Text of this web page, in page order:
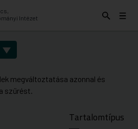
Intézet
Keresés
indítása
Keresés
Menü
megváltoztatása azonnal és
szűrést.
Tartalomtípus